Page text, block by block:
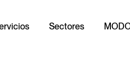
Sectores